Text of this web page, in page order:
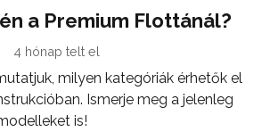
a Premium Flottánál?
4 hónap telt el
milyen kategóriák érhetők el
Ismerje meg a jelenleg
is!